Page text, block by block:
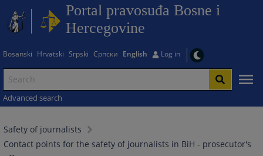
Portal pravosuđa Bosne i
Hercegovine
Bosanski Hrvatski Srpski Српски English Log in
Advanced search
Safety of journalists
Contact points for the safety of journalists in BiH - prosecutor's